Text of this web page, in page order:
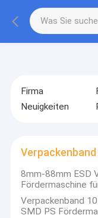
Firma
Neuigkeiten
Verpackenband
8mm-88mm ESD
Fördermaschine
Verpackenband
SMD PS